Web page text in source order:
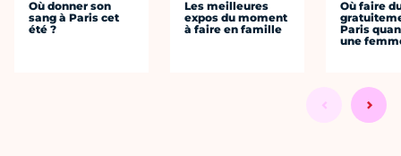
Où donner son
sang à Paris cet
été ?
Les meilleures
expos du moment
à faire en famille
Où faire
Paris
une